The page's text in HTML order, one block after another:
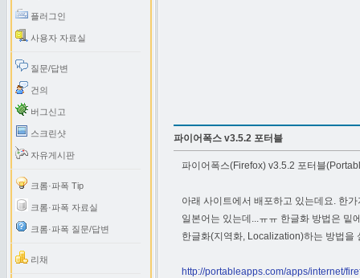
플러그인
사용자 자료실
질문/답변
건의
버그신고
스크린샷
자유게시판
크롬·파폭 Tip
크롬·파폭 자료실
크롬·파폭 질문/답변
리채
파이어폭스 v3.5.2 포터블
파이어폭스(Firefox) v3.5.2 포터블
아래 사이트에서 배포하고 있는데요. 한
일본어는 있는데...ㅠㅠ 한글화 방법은 밑
한글화(지역화, Localization)하는 방법을
http://portableapps.com/apps/internet/